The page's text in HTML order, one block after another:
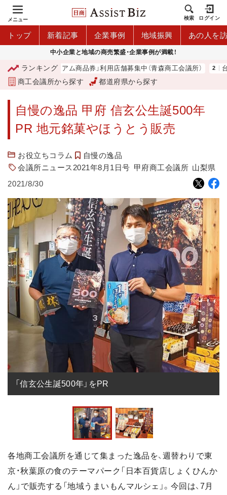
メニュー 検索 ログイン
トップ 新着記事 企業事例 地域振興 あの人を
中小企業と地域の商売繁盛・企業事例が満載！
ランキング
「青森市プレミアム商品券」利用店舗募集中（青森商工会議所） 台
商工会議所から探す 都道府県から探す
自慢の逸品 甲府 信玄公生誕500年
PR 地元銘菓やほうとう販売
お役立ちコラム
自慢の逸品
会議所ニュース2021年8月1日号 甲府商工会議所 山梨県
2021/8/30
「信玄公生誕500年」をPR
各地商工会議所を通じて集まった逸品を、週替わりで東
京・秋葉原の食のテーマパーク「日本百貨店しょくひんか
ん」で販売する「地域うまいもんマルシェ」。今回は、7月